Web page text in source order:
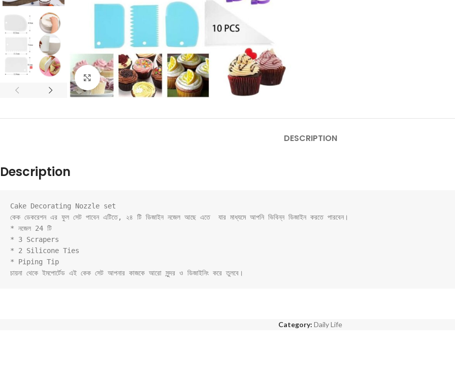
Click to enlarge
DESCRIPTION
Description
Cake Decorating Nozzle set
কেক ডেকরেশন এর ফুল সেট পাবেন এটিতে, ২৪ টি ডিজাইন নজেল আছে এতে  যার মাধ্যমে আপনি ভিবিন্ন ডিজাইন করতে পারবেন।
* নজেল 24 টি
* 3 Scrapers
* 2 Silicone Ties
* Piping Tip
চায়না থেকে ইমপোর্টেড এই কেক সেট আপনার কাজকে আরো সুন্দর ও ডিজাইনিং করে তুলবে।
Category: Daily Life